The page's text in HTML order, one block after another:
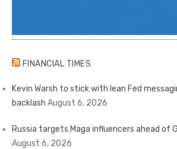
FINANCIAL TIMES
Kevin Warsh to stick with lean Fed
backlash August 6, 2026
Russia targets Maga influencers ahead of
August 6, 2026